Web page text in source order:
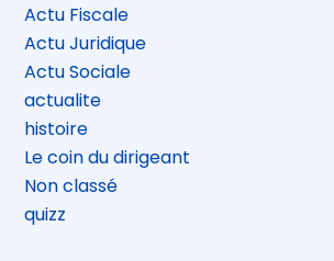
Actu Fiscale
Actu Juridique
Actu Sociale
actualite
histoire
Le coin du dirigeant
Non classé
quizz